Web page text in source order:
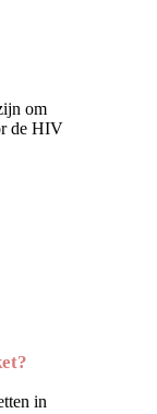
om
de HIV
in